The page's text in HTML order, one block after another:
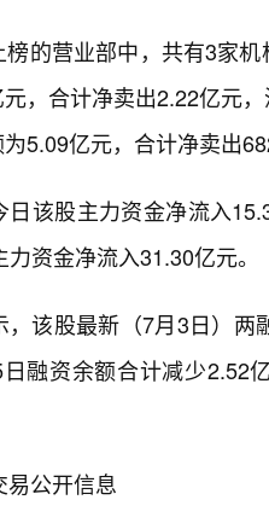
的营业部中，共有3家
，合计净卖出2.22亿元
5.09亿元，合计净卖出
日该股主力资金净流入
资金净流入31.30亿元。
，该股最新（7月3日）
融资余额合计减少2.52
公开信息